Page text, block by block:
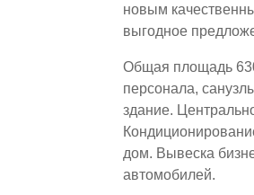
новым
выгодное
Общая площадь
персонала,
здание.
дом. Вывеска
автомобилей.